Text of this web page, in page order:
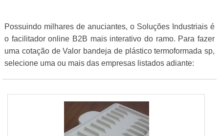
Possuindo milhares de anuciantes, o Soluções Industriais é
o facilitador online B2B mais interativo do ramo. Para fazer
uma cotação de Valor bandeja de plástico termoformada sp,
selecione uma ou mais das empresas listados adiante: